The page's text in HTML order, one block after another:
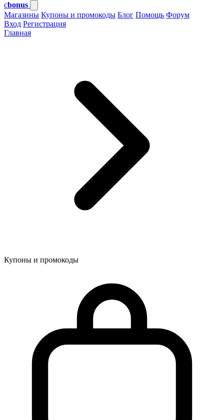
cbonus
Магазины Купоны и промокоды Блог Помощь Форум
Вход Регистрация
Главная
Купоны и промокоды